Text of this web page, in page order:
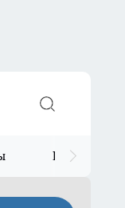
Прайс для